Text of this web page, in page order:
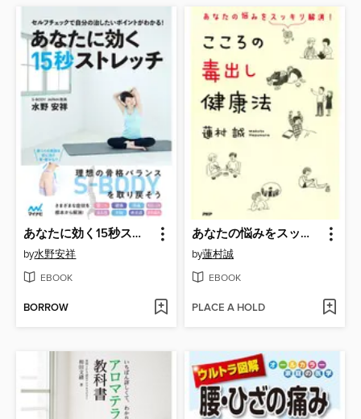
あなたに効く15秒ストレッチ
by水野安祥
EBOOK
BORROW
あなたの悩みをスッキリ解消! こころの毒出し健康法
by蓮村誠
EBOOK
PLACE A HOLD